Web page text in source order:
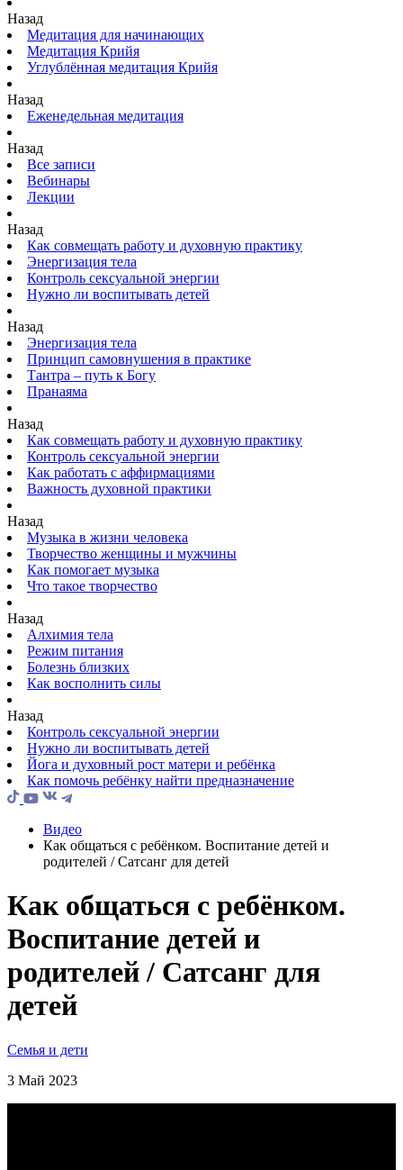
Назад
Медитация для начинающих
Медитация Крийя
Углублённая медитация Крийя
Назад
Еженедельная медитация
Назад
Все записи
Вебинары
Лекции
Назад
Как совмещать работу и духовную практику
Энергизация тела
Контроль сексуальной энергии
Нужно ли воспитывать детей
Назад
Энергизация тела
Принцип самовнушения в практике
Тантра – путь к Богу
Пранаяма
Назад
Как совмещать работу и духовную практику
Контроль сексуальной энергии
Как работать с аффирмациями
Важность духовной практики
Назад
Музыка в жизни человека
Творчество женщины и мужчины
Как помогает музыка
Что такое творчество
Назад
Алхимия тела
Режим питания
Болезнь близких
Как восполнить силы
Назад
Контроль сексуальной энергии
Нужно ли воспитывать детей
Йога и духовный рост матери и ребёнка
Как помочь ребёнку найти предназначение
Видео
Как общаться с ребёнком. Воспитание детей и
родителей / Сатсанг для детей
Как общаться с ребёнком.
Воспитание детей и
родителей / Сатсанг для
детей
Семья и дети
3 Май 2023